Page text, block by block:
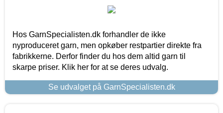
Hos GarnSpecialisten.dk forhandler de ikke
nyproduceret garn, men opkøber restpartier direkte fra
fabrikkerne. Derfor finder du hos dem altid garn til
skarpe priser. Klik her for at se deres udvalg.
Se udvalget på GarnSpecialisten.dk